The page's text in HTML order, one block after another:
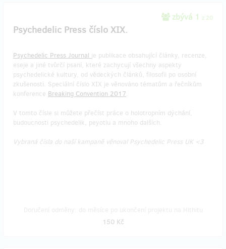
zbývá 1 z 20
Psychedelic Press číslo XIX.
Psychedelic Press Journal je publikace obsahující články, recenze,
eseje a jiné tvůrčí psaní, které zachycují všechny aspekty
psychedelické kultury, od vědeckých článků, filosofii po osobní
zkušenosti. Speciální číslo XIX je věnováno tématům a řečníkům
konference Breaking Convention 2017.
V tomto čísle si můžete přečíst práce o holotropním dýchání,
budoucnosti psychedelik, peyotlu a mnoho dalších.
Vybraná čísla do naší kampaně věnoval Psychedelic Press UK <3
150 Kč